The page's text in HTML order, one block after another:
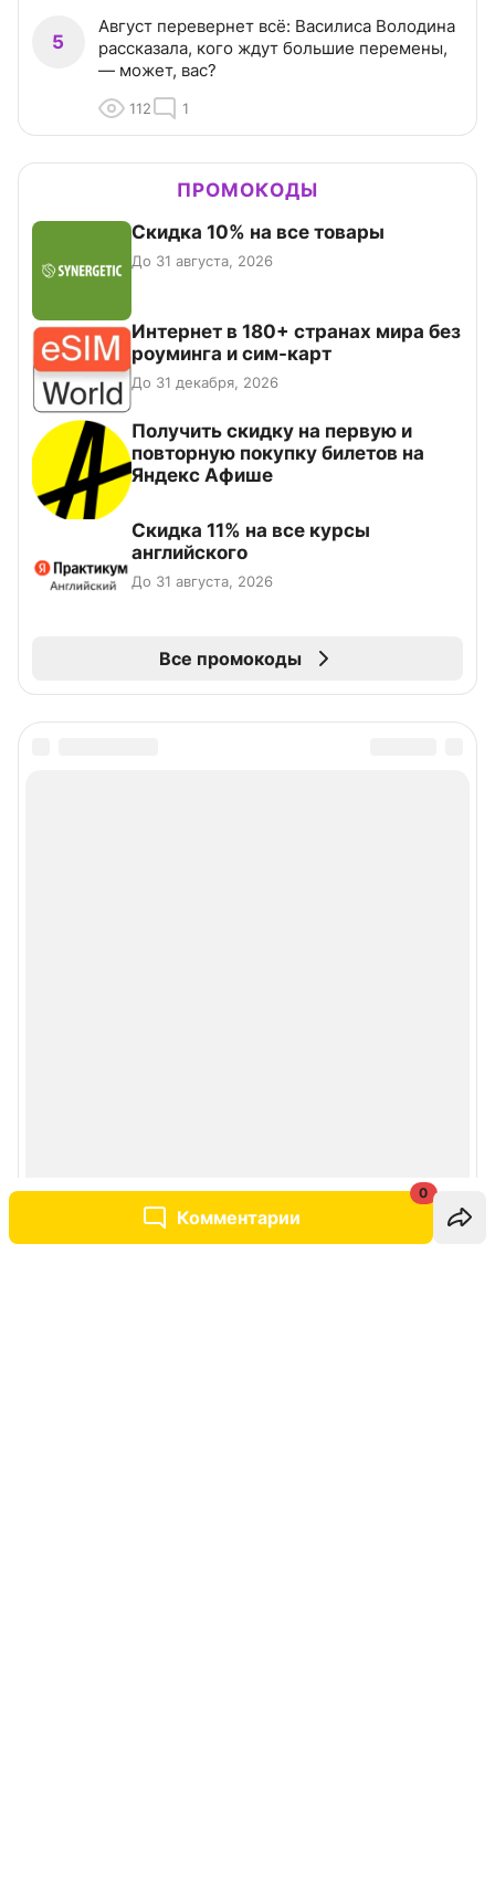
Комментарии
0
5
Август перевернет всё: Василиса Володина
рассказала, кого ждут большие перемены,
— может, вас?
112 1
ПРОМОКОДЫ
Скидка 10% на все товары
До 31 августа, 2026
Интернет в 180+ странах мира без
роуминга и сим-карт
До 31 декабря, 2026
Получить скидку на первую и
повторную покупку билетов на
Яндекс Афише
Скидка 11% на все курсы
английского
До 31 августа, 2026
Все промокоды